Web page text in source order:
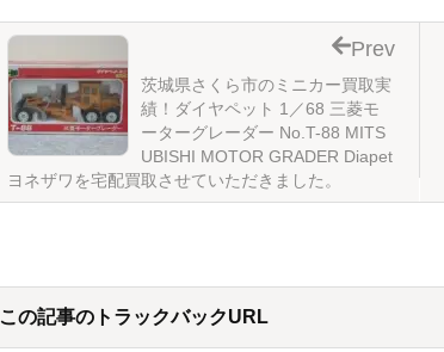
茨城県さくら市のミニカー買取実
績！ダイヤペット 1／68 三菱モ
ーターグレーダー No.T-88 MITS
UBISHI MOTOR GRADER Diapet
ヨネザワを宅配買取させていただきました。
Prev
この記事のトラックバックURL